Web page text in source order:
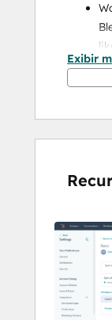
Note:
under
out
Exibir